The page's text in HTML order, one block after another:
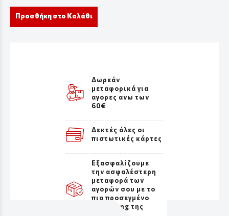
Προσθήκη στο Καλάθι
Δωρεάν
μεταφορικά για
αγορες ανω των
60€
Δεκτές όλες οι
πιστωτικές κάρτες
Εξασφαλίζουμε
την ασφαλέστερη
μεταφορά των
αγορών σου με το
πιο προσεγμένο
packaging της